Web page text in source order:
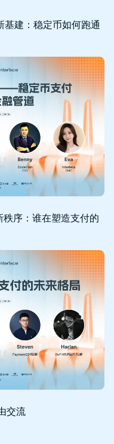
建：稳定币如何跑通
序：谁在塑造支付的
交流